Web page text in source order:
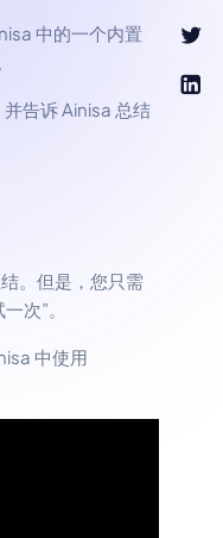
中的一个内置
告诉 Ainisa 总结
。但是，您只需
次”。
中使用